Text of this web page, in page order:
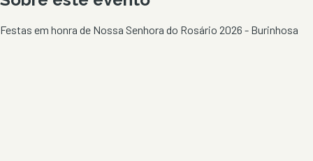
Festas em honra de Nossa Senhora do Rosário 2026 - Burinhosa